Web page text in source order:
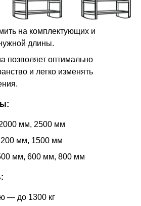
на комплектующих и
длины.
позволяет оптимально
и легко изменять
мм, 2500 мм
мм, 1500 мм
мм, 600 мм, 800 мм
— до 1300 кг